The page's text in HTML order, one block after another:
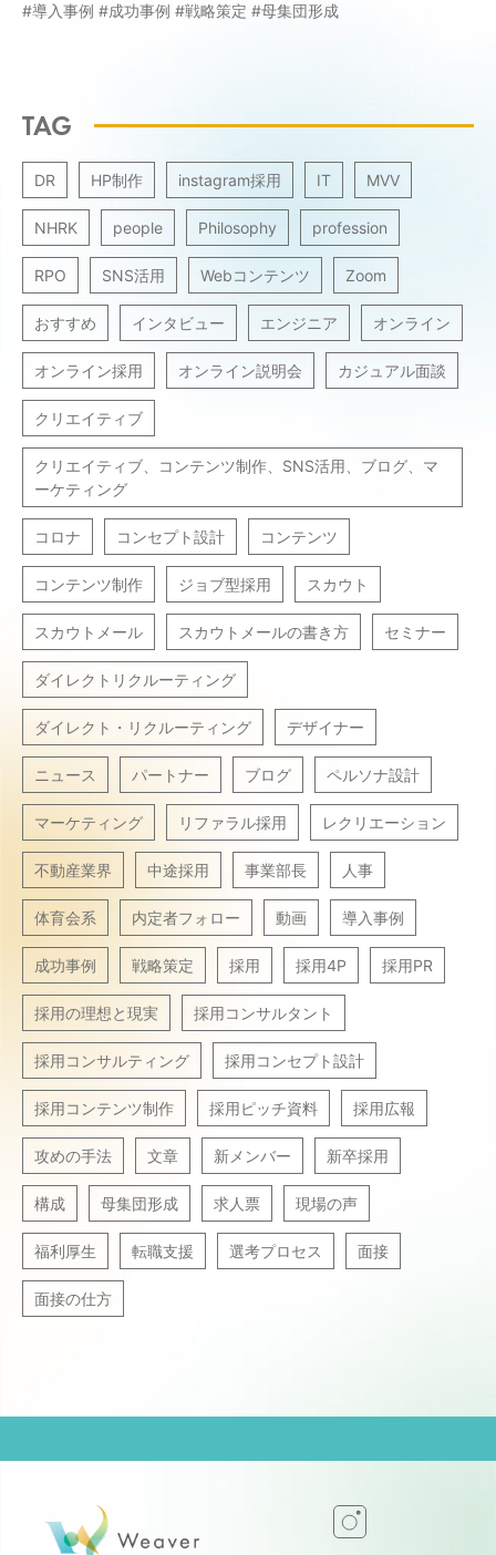
#導入事例 #成功事例 #戦略策定 #母集団形成
TAG
DR HP制作 instagram採用 IT MVV
NHRK people Philosophy profession
RPO SNS活用 Webコンテンツ Zoom
おすすめ インタビュー エンジニア オンライン
オンライン採用 オンライン説明会 カジュアル面談
クリエイティブ
クリエイティブ、コンテンツ制作、SNS活用、ブログ、マ
ーケティング
コロナ コンセプト設計 コンテンツ
コンテンツ制作 ジョブ型採用 スカウト
スカウトメール スカウトメールの書き方 セミナー
ダイレクトリクルーティング
ダイレクト・リクルーティング デザイナー
ニュース パートナー ブログ ペルソナ設計
マーケティング リファラル採用 レクリエーション
不動産業界 中途採用 事業部長 人事
体育会系 内定者フォロー 動画 導入事例
成功事例 戦略策定 採用 採用4P 採用PR
採用の理想と現実 採用コンサルタント
採用コンサルティング 採用コンセプト設計
採用コンテンツ制作 採用ピッチ資料 採用広報
攻めの手法 文章 新メンバー 新卒採用
構成 母集団形成 求人票 現場の声
福利厚生 転職支援 選考プロセス 面接
面接の仕方